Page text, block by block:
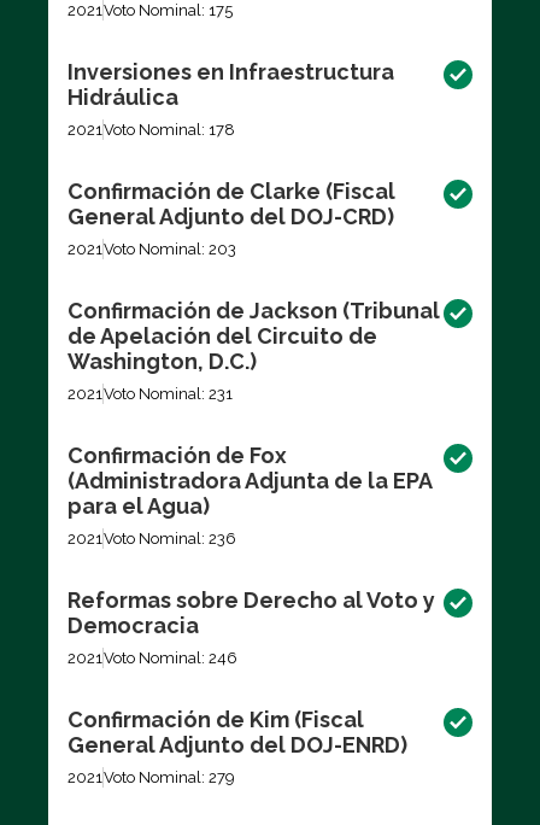
2021Voto Nominal: 175
Inversiones en Infraestructura
Hidráulica
2021Voto Nominal: 178
Confirmación de Clarke (Fiscal
General Adjunto del DOJ-CRD)
2021Voto Nominal: 203
Confirmación de Jackson (Tribunal
de Apelación del Circuito de
Washington, D.C.)
2021Voto Nominal: 231
Confirmación de Fox
(Administradora Adjunta de la EPA
para el Agua)
2021Voto Nominal: 236
Reformas sobre Derecho al Voto y
Democracia
2021Voto Nominal: 246
Confirmación de Kim (Fiscal
General Adjunto del DOJ-ENRD)
2021Voto Nominal: 279